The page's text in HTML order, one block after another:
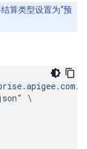
算类型设置为“预
\